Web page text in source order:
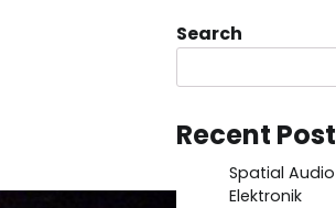
Search
Recent
Spatial Audio
Elektronik